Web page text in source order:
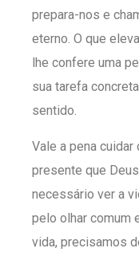
prepara-nos e
eterno. O que
lhe confere uma
sua tarefa
sentido.
Vale a pena
presente que
necessário ver a
pelo olhar comum
vida, precisamos